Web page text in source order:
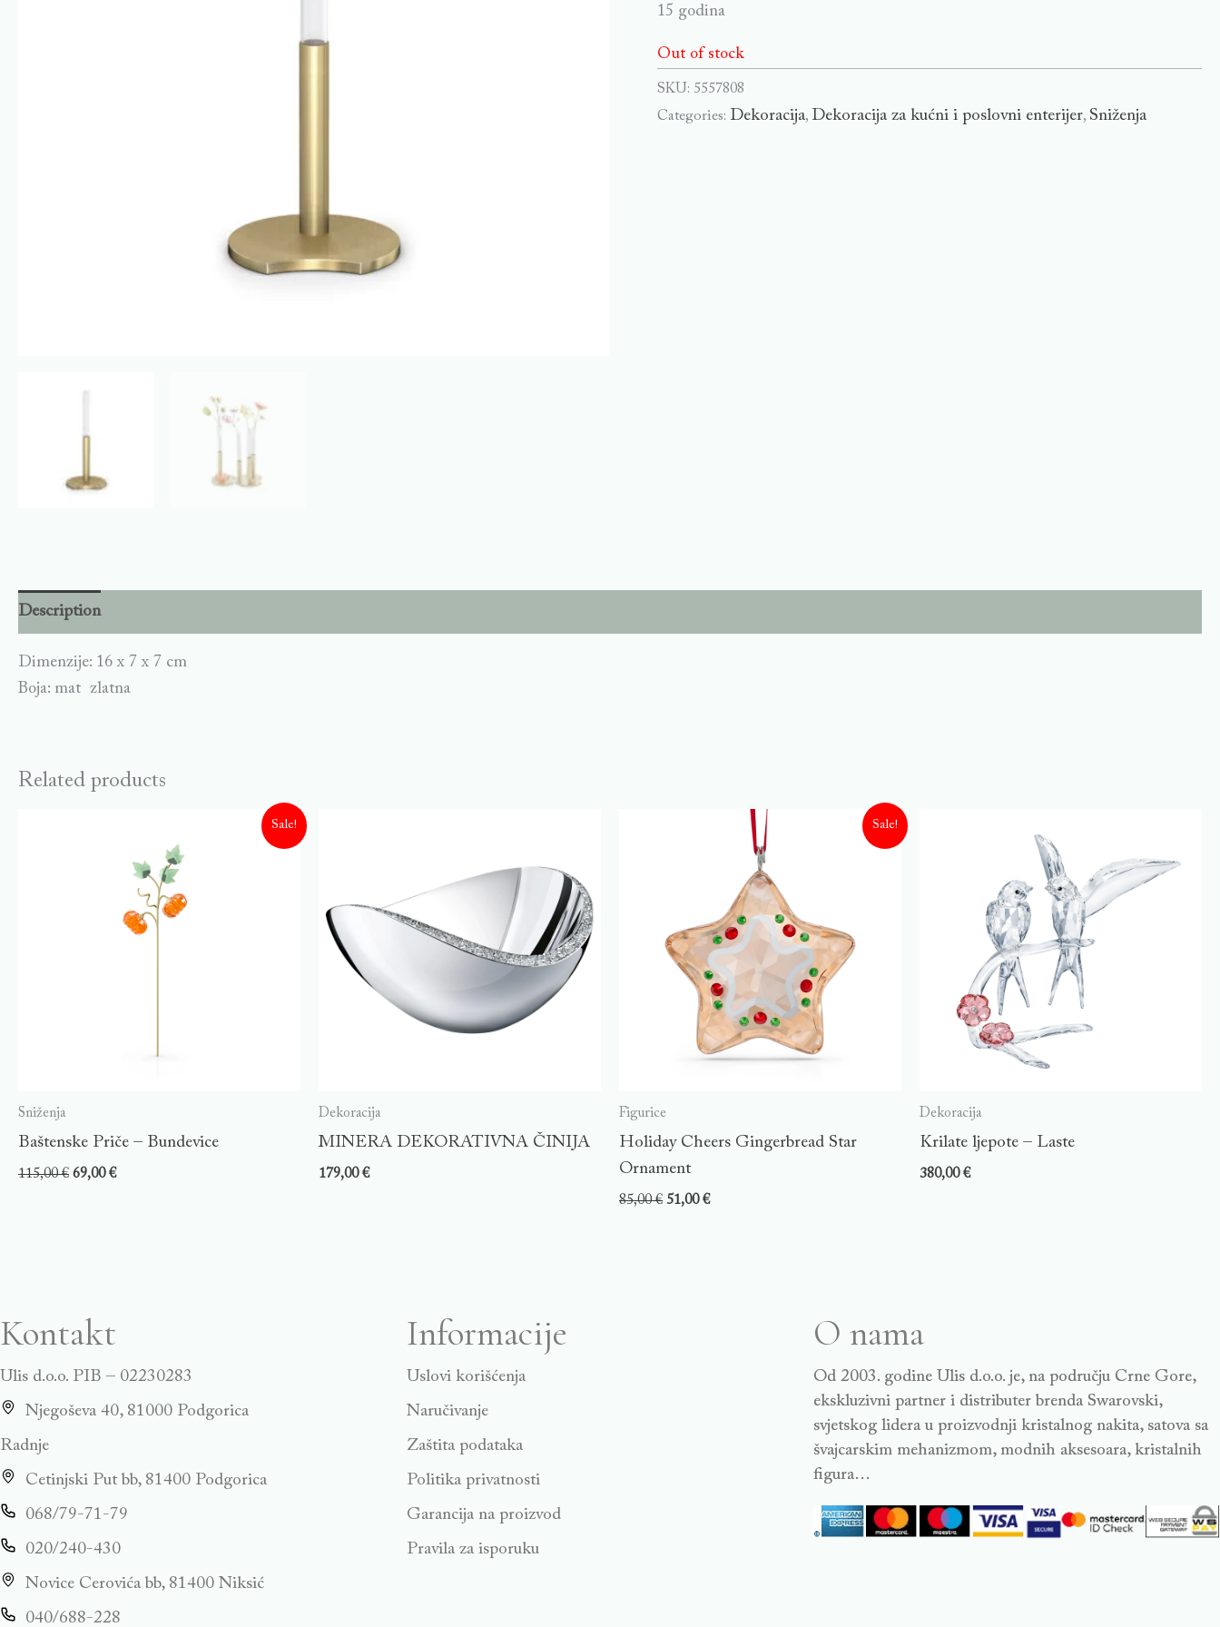
15 godina
Out of stock
SKU: 5557808
Categories: Dekoracija, Dekoracija za kućni i poslovni enterijer, Sniženja
Description
Dimenzije: 16 x 7 x 7 cm
Boja: mat zlatna
Related products
Sale!
Sniženja
Baštenske Priče – Bundevice
115,00€ 69,00€
Dekoracija
MINERA DEKORATIVNA ČINIJA
179,00€
Sale!
Figurice
Holiday Cheers Gingerbread Star
Ornament
85,00€ 51,00€
Dekoracija
Krilate ljepote – Laste
380,00€
Kontakt
Ulis d.o.o. PIB – 02230283
Njegoševa 40, 81000 Podgorica
Radnje
Cetinjski Put bb, 81400 Podgorica
068/79-71-79
020/240-430
Novice Cerovića bb, 81400 Niksić
040/688-228
Informacije
Uslovi korišćenja
Naručivanje
Zaštita podataka
Politika privatnosti
Garancija na proizvod
Pravila za isporuku
O nama
Od 2003. godine Ulis d.o.o. je, na području Crne Gore,
ekskluzivni partner i distributer brenda Swarovski,
svjetskog lidera u proizvodnji kristalnog nakita, satova sa
švajcarskim mehanizmom, modnih aksesoara, kristalnih
figura…